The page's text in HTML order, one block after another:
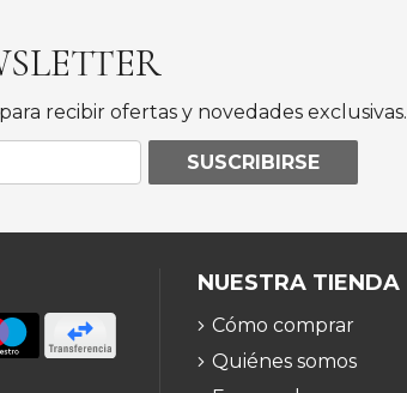
recibir ofertas y novedades exclusivas.
SUSCRIBIRSE
NUESTRA TIENDA
Cómo comprar
Quiénes somos